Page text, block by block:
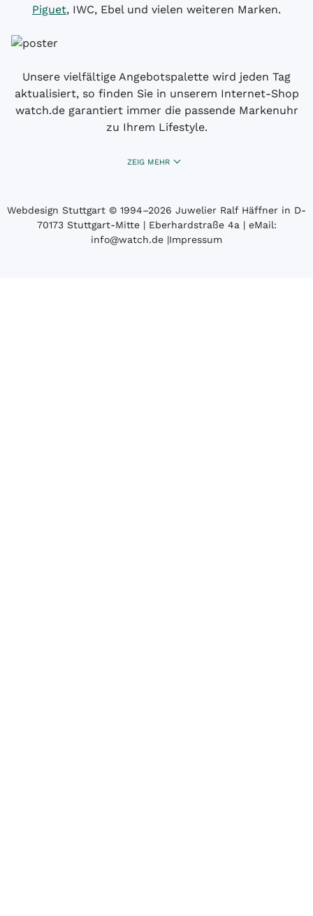
Piguet, IWC, Ebel und vielen weiteren Marken.
Unsere vielfältige Angebotspalette wird jeden Tag
aktualisiert, so finden Sie in unserem Internet-Shop
watch.de garantiert immer die passende Markenuhr
zu Ihrem Lifestyle.
ZEIG MEHR
Webdesign Stuttgart © 1994­–2026 Juwelier Ralf Häffner in D-
70173 Stuttgart-Mitte | Eberhardstraße 4a | eMail:
info@watch.de |Impressum